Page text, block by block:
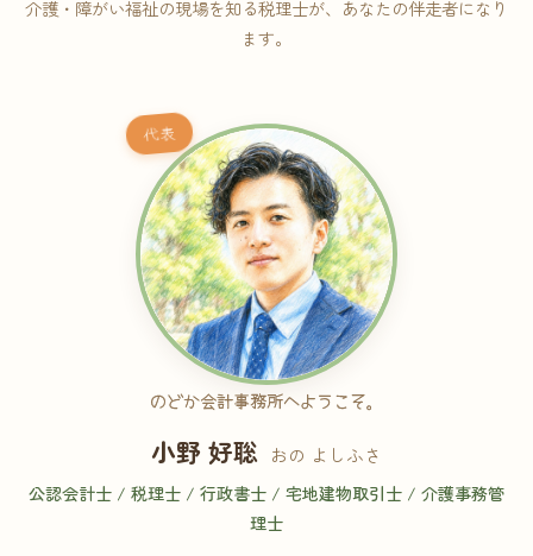
介護・障がい福祉の現場を知る税理士が、あなたの伴走者になり
ます。
代表
のどか会計事務所へようこそ。
小野 好聡 おの よしふさ
公認会計士 / 税理士 / 行政書士 / 宅地建物取引士 / 介護事務管
理士